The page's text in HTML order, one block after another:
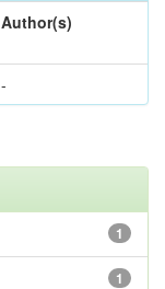
Author(s)
-
1
1